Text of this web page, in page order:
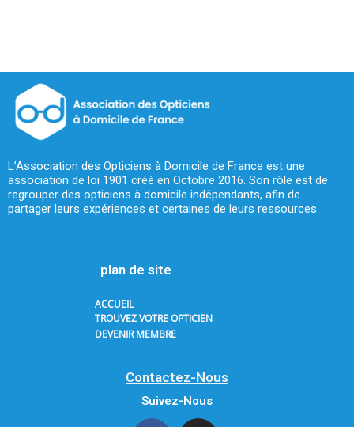
L’Association des Opticiens à Domicile de France est une
association de loi 1901 créé en Octobre 2016. Son rôle est de
regrouper des opticiens à domicile indépendants, afin de
partager leurs expériences et certaines de leurs ressources.
plan de site
ACCUEIL
TROUVEZ VOTRE OPTICIEN
DEVENIR MEMBRE
Contactez-Nous
Suivez-Nous